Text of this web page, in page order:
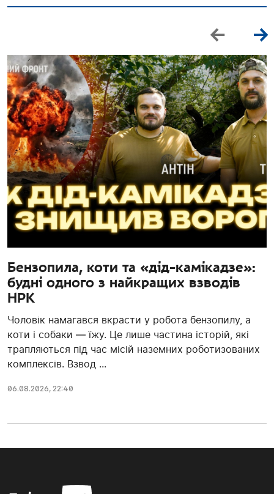
Бензопила, коти та «дід-камікадзе»:
будні одного з найкращих взводів
НРК
Чоловік намагався вкрасти у робота бензопилу, а
коти і собаки — їжу. Це лише частина історій, які
трапляються під час місій наземних роботизованих
комплексів. Взвод ...
06.08.2026, 22:40